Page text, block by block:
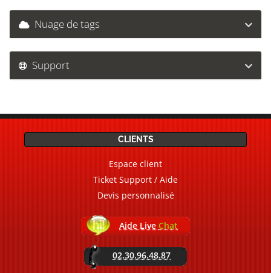
Nuage de tags
Support
CLIENTS
Espace client
Ticket Support / Aide
Devis personnalisé
Aide Live Chat
02.30.96.48.87